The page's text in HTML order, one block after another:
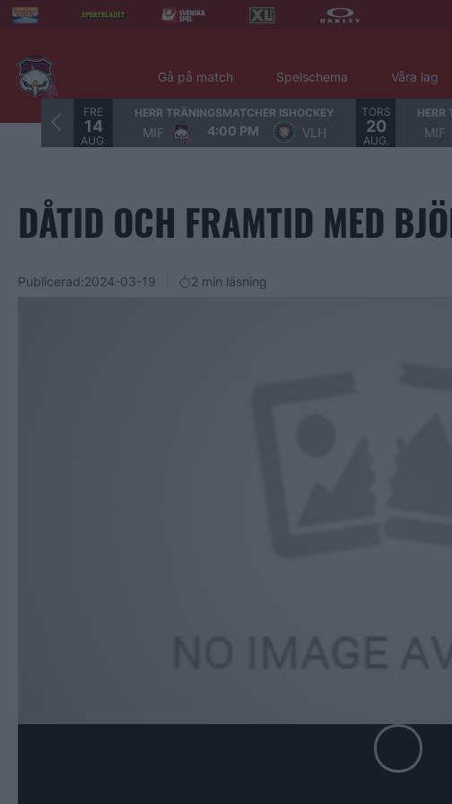
Gå på match Spelschema Våra lag
FRE
14
AUG.
HERR TRÄNINGSMATCHER ISHOCKEY
MIF 4:00 PM VLH
TORS
20
AUG.
HERR
MIF
DÅTID OCH FRAMTID MED
Publicerad:2024-03-19 2 min läsning